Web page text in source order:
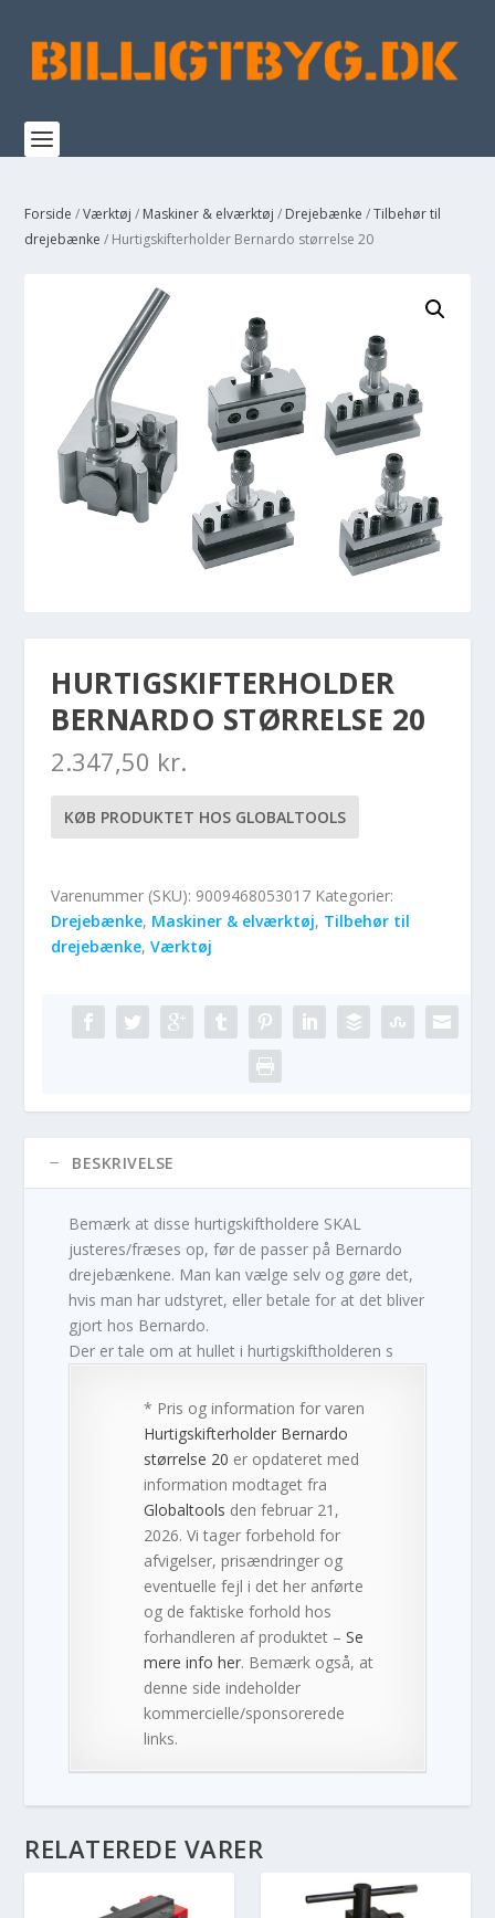
Forside /Værktøj / Maskiner & elværktøj / Drejebænke /Tilbehør til
drejebænke / Hurtigskifterholder Bernardo størrelse 20
HURTIGSKIFTERHOLDER
BERNARDO STØRRELSE 20
2.347,50 kr.
KØB PRODUKTET HOS GLOBALTOOLS
Varenummer (SKU): 9009468053017 Kategorier:
Drejebænke, Maskiner & elværktøj, Tilbehør til
drejebænke,Værktøj
BESKRIVELSE
Bemærk at disse hurtigskiftholdere SKAL
justeres/fræses op, før de passer på Bernardo
drejebænkene. Man kan vælge selv og gøre det,
hvis man har udstyret, eller betale for at det bliver
gjort hos Bernardo.
Der er tale om at hullet i hurtigskiftholderen s
* Pris og information for varen
Hurtigskifterholder Bernardo
størrelse 20 er opdateret med
information modtaget fra
Globaltools den februar 21,
2026. Vi tager forbehold for
afvigelser, prisændringer og
eventuelle fejl i det her anførte
og de faktiske forhold hos
forhandleren af produktet –Se
mere info her. Bemærk også, at
denne side indeholder
kommercielle/sponsorerede
links.
RELATEREDE VARER